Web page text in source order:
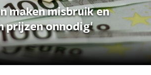
maken misbruik en
prijzen onnodig'